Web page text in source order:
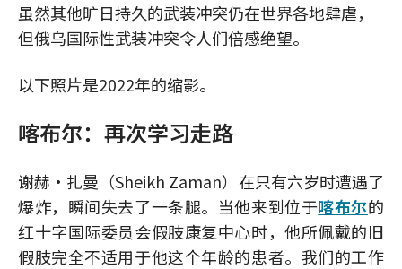
虽然其他旷日持久的武装冲突仍在世界各地肆虐，
但俄乌国际性武装冲突令人们倍感绝望。
以下照片是2022年的缩影。
喀布尔：再次学习走路
谢赫·扎曼（Sheikh Zaman）在只有六岁时遭遇了
爆炸，瞬间失去了一条腿。当他来到位于喀布尔的
红十字国际委员会假肢康复中心时，他所佩戴的旧
假肢完全不适用于他这个年龄的患者。我们的工作